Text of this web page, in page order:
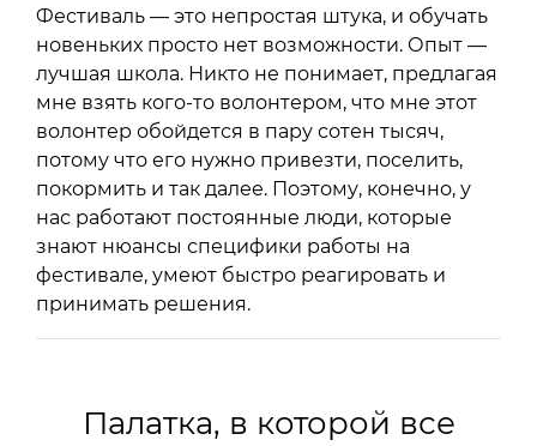
Фестиваль — это непростая штука, и обучать
новеньких просто нет возможности. Опыт —
лучшая школа. Никто не понимает, предлагая
мне взять кого-то волонтером, что мне этот
волонтер обойдется в пару сотен тысяч,
потому что его нужно привезти, поселить,
покормить и так далее. Поэтому, конечно, у
нас работают постоянные люди, которые
знают нюансы специфики работы на
фестивале, умеют быстро реагировать и
принимать решения.
Палатка, в которой все